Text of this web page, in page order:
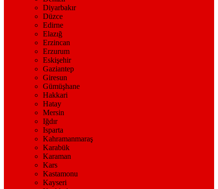
Diyarbakır
Düzce
Edirne
Elazığ
Erzincan
Erzurum
Eskişehir
Gaziantep
Giresun
Gümüşhane
Hakkari
Hatay
Mersin
Iğdır
Isparta
Kahramanmaraş
Karabük
Karaman
Kars
Kastamonu
Kayseri